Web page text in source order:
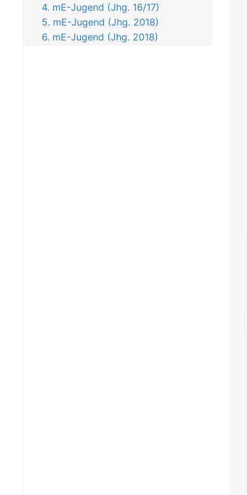
4. mE-Jugend (Jhg. 16/17)
5. mE-Jugend (Jhg. 2018)
6. mE-Jugend (Jhg. 2018)